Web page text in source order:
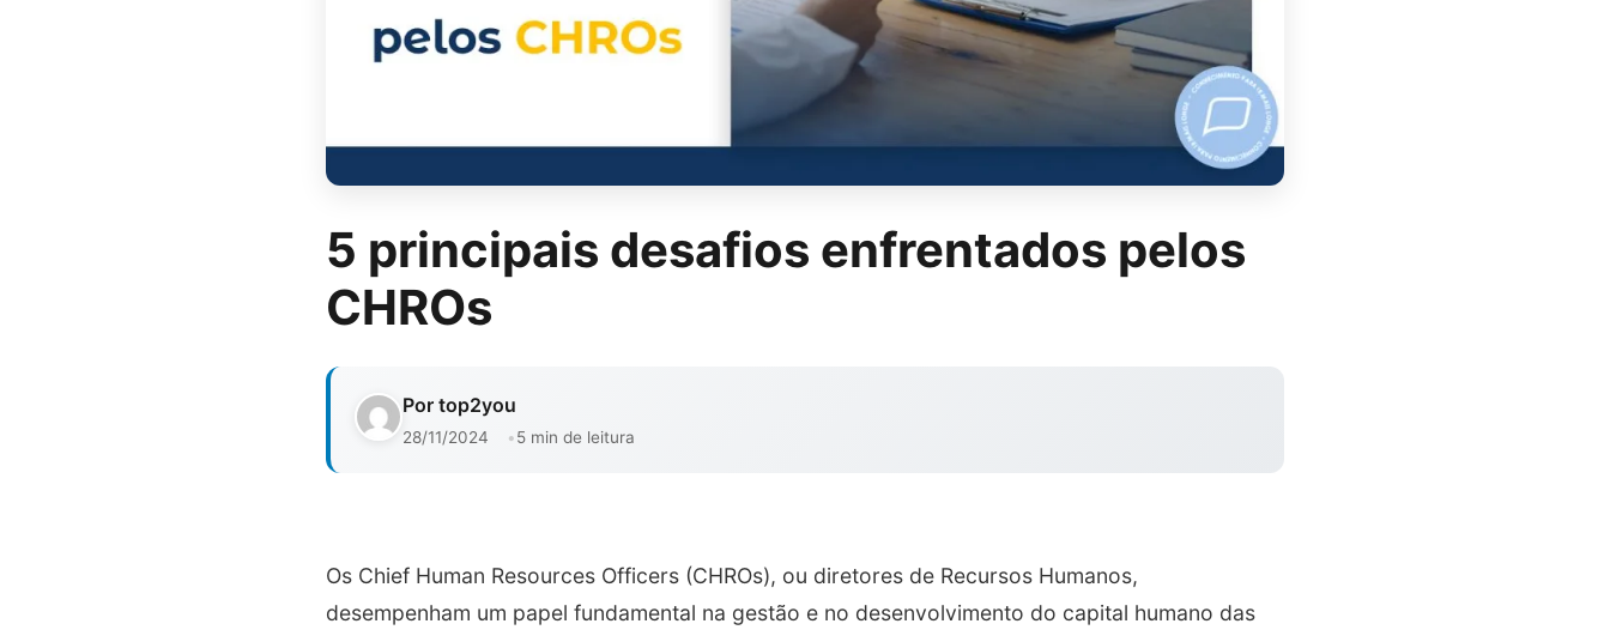
5 principais desafios enfrentados pelos
CHROs
Por top2you
28/11/2024 5 min de leitura
Os Chief Human Resources Officers (CHROs), ou diretores de Recursos Humanos,
desempenham um papel fundamental na gestão e no desenvolvimento do capital humano das